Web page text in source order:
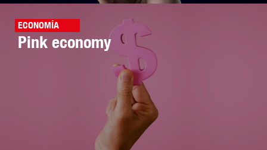
ECONOMÍA
Pink economy